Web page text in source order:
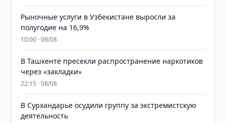
Рыночные услуги в Узбекистане выросли за
полугодие на 16,9%
10:00 · 09/08
В Ташкенте пресекли распространение наркотиков
через «закладки»
22:15 · 08/08
В Сурхандарье осудили группу за экстремистскую
деятельность